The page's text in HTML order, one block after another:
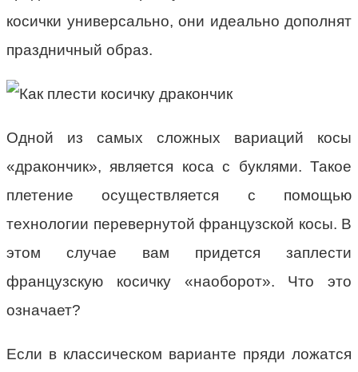
косички универсально, они идеально дополнят
праздничный образ.
Одной из самых сложных вариаций косы
«дракончик», является коса с буклями. Такое
плетение осуществляется с помощью
технологии перевернутой французской косы. В
этом случае вам придется заплести
французскую косичку «наоборот». Что это
означает?
Если в классическом варианте пряди ложатся